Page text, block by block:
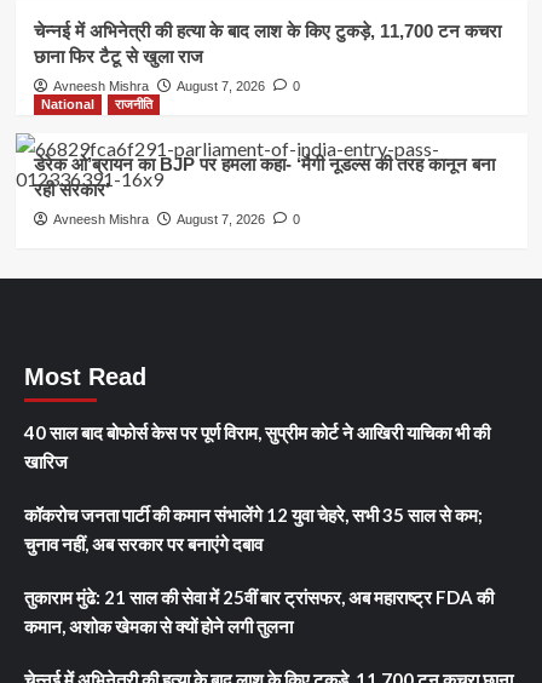
चेन्नई में अभिनेत्री की हत्या के बाद लाश के किए टुकड़े, 11,700 टन कचरा
छाना फिर टैटू से खुला राज
Avneesh Mishra August 7, 2026
0
National
राजनीति
डेरेक ओ’ब्रायन का BJP पर हमला कहा- ‘मैगी नूडल्स की तरह कानून बना
रही सरकार’
Avneesh Mishra August 7, 2026 0
Most Read
40 साल बाद बोफोर्स केस पर पूर्ण विराम, सुप्रीम कोर्ट ने आखिरी याचिका भी की
खारिज
कॉकरोच जनता पार्टी की कमान संभालेंगे 12 युवा चेहरे, सभी 35 साल से कम;
चुनाव नहीं, अब सरकार पर बनाएंगे दबाव
तुकाराम मुंढे: 21 साल की सेवा में 25वीं बार ट्रांसफर, अब महाराष्ट्र FDA की
कमान, अशोक खेमका से क्यों होने लगी तुलना